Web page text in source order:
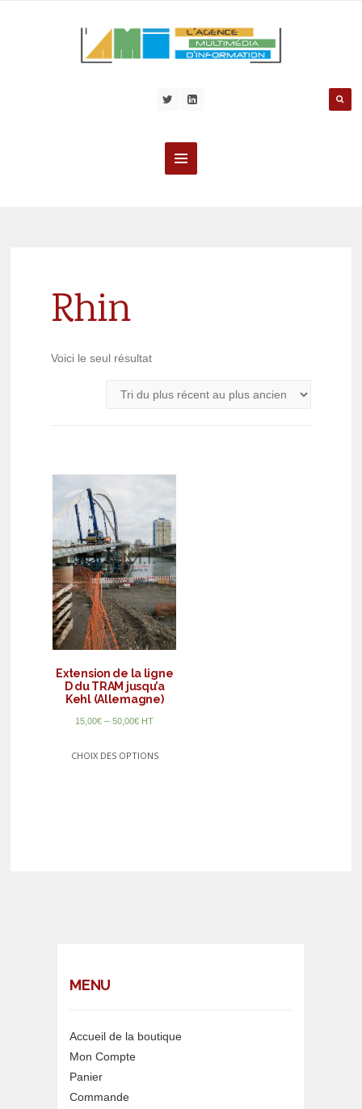
Rhin
Voici le seul résultat
Extension de la ligne
D du TRAM jusqu’a
Kehl (Allemagne)
15,00€ –50,00€ HT
CHOIX DES OPTIONS
MENU
Accueil de la boutique
Mon Compte
Panier
Commande